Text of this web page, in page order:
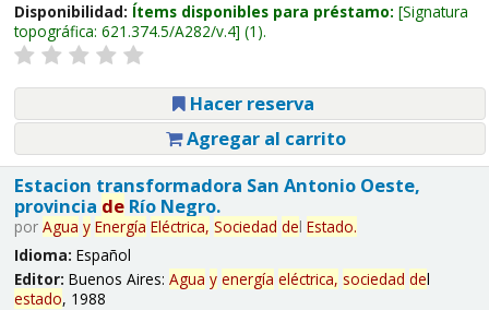
Disponibilidad: Ítems disponibles para préstamo: Signatura
topográfica: 621.374.5/A282/v.4 (1).
Hacer reserva
Agregar al carrito
Estacion transformadora San Antonio Oeste,
provincia deRío Negro.
por Agua y Energía Eléctrica, Sociedad del Estado.
Idioma: Español
Editor: Buenos Aires: Agua y energía eléctrica, sociedad del
estado, 1988